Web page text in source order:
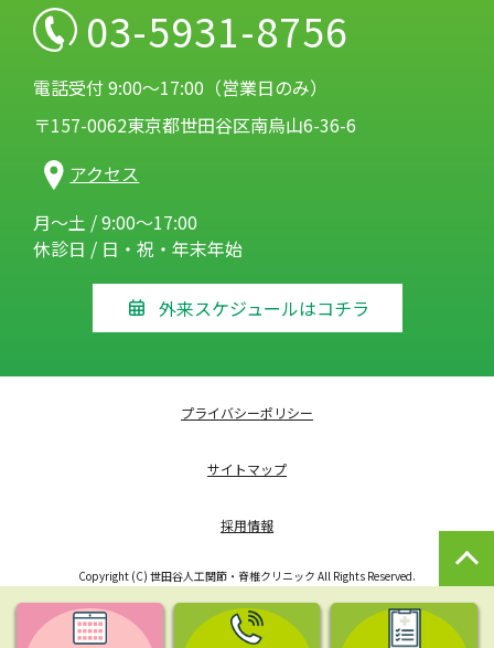
03-5931-8756
電話受付 9:00～17:00（営業日のみ）
〒157-0062東京都世田谷区南烏山6-36-6
アクセス
月～土 / 9:00～17:00
休診日 / 日・祝・年末年始
外来スケジュールはコチラ
プライバシーポリシー
サイトマップ
採用情報
Copyright (C) 世田谷人工関節・脊椎クリニック All Rights Reserved.